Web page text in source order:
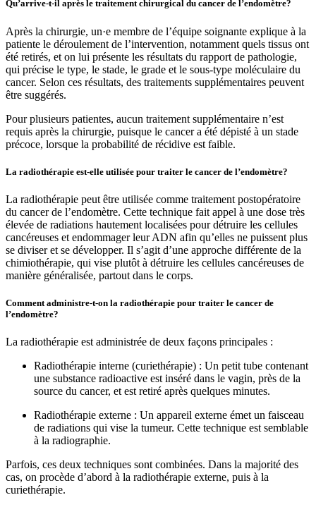
Qu’arrive-t-il après le traitement chirurgical du cancer de l’endomètre?
Après la chirurgie, un·e membre de l’équipe soignante explique à la
patiente le déroulement de l’intervention, notamment quels tissus ont
été retirés, et on lui présente les résultats du rapport de pathologie,
qui précise le type, le stade, le grade et le sous-type moléculaire du
cancer. Selon ces résultats, des traitements supplémentaires peuvent
être suggérés.
Pour plusieurs patientes, aucun traitement supplémentaire n’est
requis après la chirurgie, puisque le cancer a été dépisté à un stade
précoce, lorsque la probabilité de récidive est faible.
La radiothérapie est-elle utilisée pour traiter le cancer de l’endomètre?
La radiothérapie peut être utilisée comme traitement postopératoire
du cancer de l’endomètre. Cette technique fait appel à une dose très
élevée de radiations hautement localisées pour détruire les cellules
cancéreuses et endommager leur ADN afin qu’elles ne puissent plus
se diviser et se développer. Il s’agit d’une approche différente de la
chimiothérapie, qui vise plutôt à détruire les cellules cancéreuses de
manière généralisée, partout dans le corps.
Comment administre-t-on la radiothérapie pour traiter le cancer de
l’endomètre?
La radiothérapie est administrée de deux façons principales :
Radiothérapie interne (curiethérapie) : Un petit tube contenant
une substance radioactive est inséré dans le vagin, près de la
source du cancer, et est retiré après quelques minutes.
Radiothérapie externe : Un appareil externe émet un faisceau
de radiations qui vise la tumeur. Cette technique est semblable
à la radiographie.
Parfois, ces deux techniques sont combinées. Dans la majorité des
cas, on procède d’abord à la radiothérapie externe, puis à la
curiethérapie.